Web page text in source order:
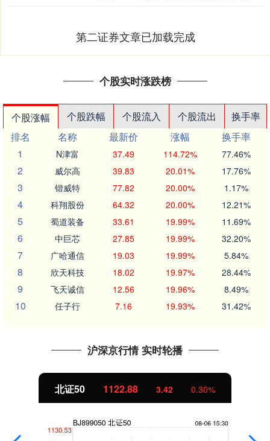
第二证券文章已加载完成
个股实时涨跌榜
个股涨幅 个股跌幅 个股流入 个股流出
换手率
排名
名称 最新价 涨幅
换手率
1
N津富 37.49 114.72% 77.46%
2 威尔高 39.83 20.01% 17.76%
3 锴威特 77.82 20.00% 1.17%
4 科翔股份 64.32 20.00% 12.21%
5 蜀道装备 33.61 19.99% 11.69%
6 中巨芯 27.85 19.99% 32.20%
7 广哈通信 19.03 19.99% 5.84%
8 欣天科技 18.02 19.97% 28.44%
9 飞天诚信 12.56 19.96% 8.49%
10 任子行 7.16 19.93% 31.42%
沪深京行情 实时轮播
北证50 1122.88 3.42 0.30%